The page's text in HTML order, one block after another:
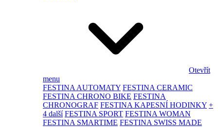
Otevřít
menu
FESTINA AUTOMATY FESTINA CERAMIC
FESTINA CHRONO BIKE FESTINA
CHRONOGRAF FESTINA KAPESNÍ HODINKY +
4 další FESTINA SPORT FESTINA WOMAN
FESTINA SMARTIME FESTINA SWISS MADE